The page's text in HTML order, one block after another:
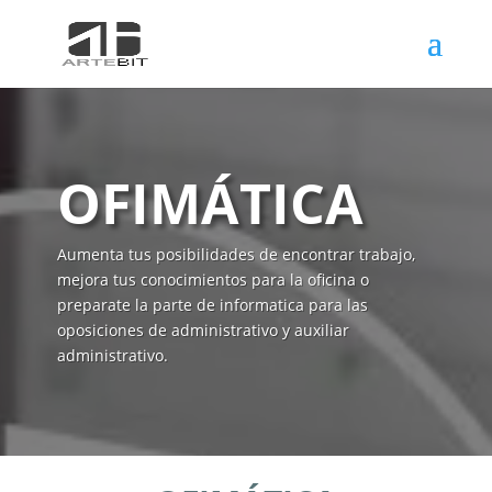
OFIMÁTICA
Aumenta tus posibilidades de encontrar trabajo,
mejora tus conocimientos para la oficina o
preparate la parte de informatica para las
oposiciones de administrativo y auxiliar
administrativo.